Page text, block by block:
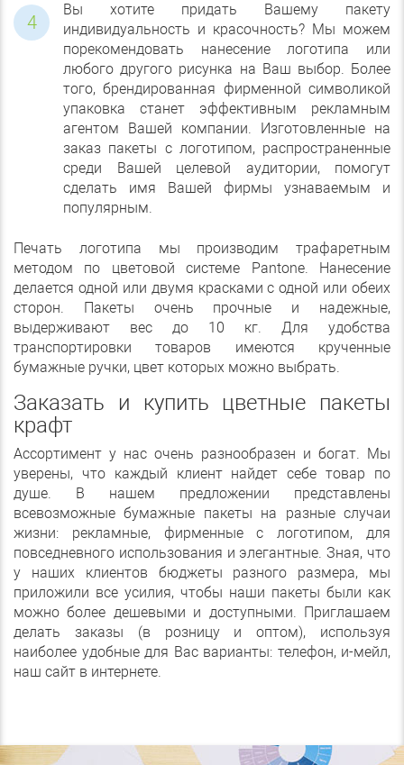
Вы хотите придать Вашему пакету
индивидуальность и красочность? Мы можем
порекомендовать нанесение логотипа или
любого другого рисунка на Ваш выбор. Более
того, брендированная фирменной символикой
упаковка станет эффективным рекламным
агентом Вашей компании. Изготовленные на
заказ пакеты с логотипом, распространенные
среди Вашей целевой аудитории, помогут
сделать имя Вашей фирмы узнаваемым и
популярным.
Печать логотипа мы производим трафаретным
методом по цветовой системе Pantone. Нанесение
делается одной или двумя красками с одной или обеих
сторон. Пакеты очень прочные и надежные,
выдерживают вес до 10 кг. Для удобства
транспортировки товаров имеются крученные
бумажные ручки, цвет которых можно выбрать.
Заказать и купить цветные пакеты
крафт
Ассортимент у нас очень разнообразен и богат. Мы
уверены, что каждый клиент найдет себе товар по
душе. В нашем предложении представлены
всевозможные бумажные пакеты на разные случаи
жизни: рекламные, фирменные с логотипом, для
повседневного использования и элегантные. Зная, что
у наших клиентов бюджеты разного размера, мы
приложили все усилия, чтобы наши пакеты были как
можно более дешевыми и доступными. Приглашаем
делать заказы (в розницу и оптом), используя
наиболее удобные для Вас варианты: телефон, и-мейл,
наш сайт в интернете.